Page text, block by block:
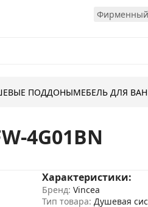
Фирменный
ПОДДОНЫМЕБЕЛЬ ДЛЯ
4G01BN
Характеристики:
Бренд: Vincea
Тип товара: Душевая